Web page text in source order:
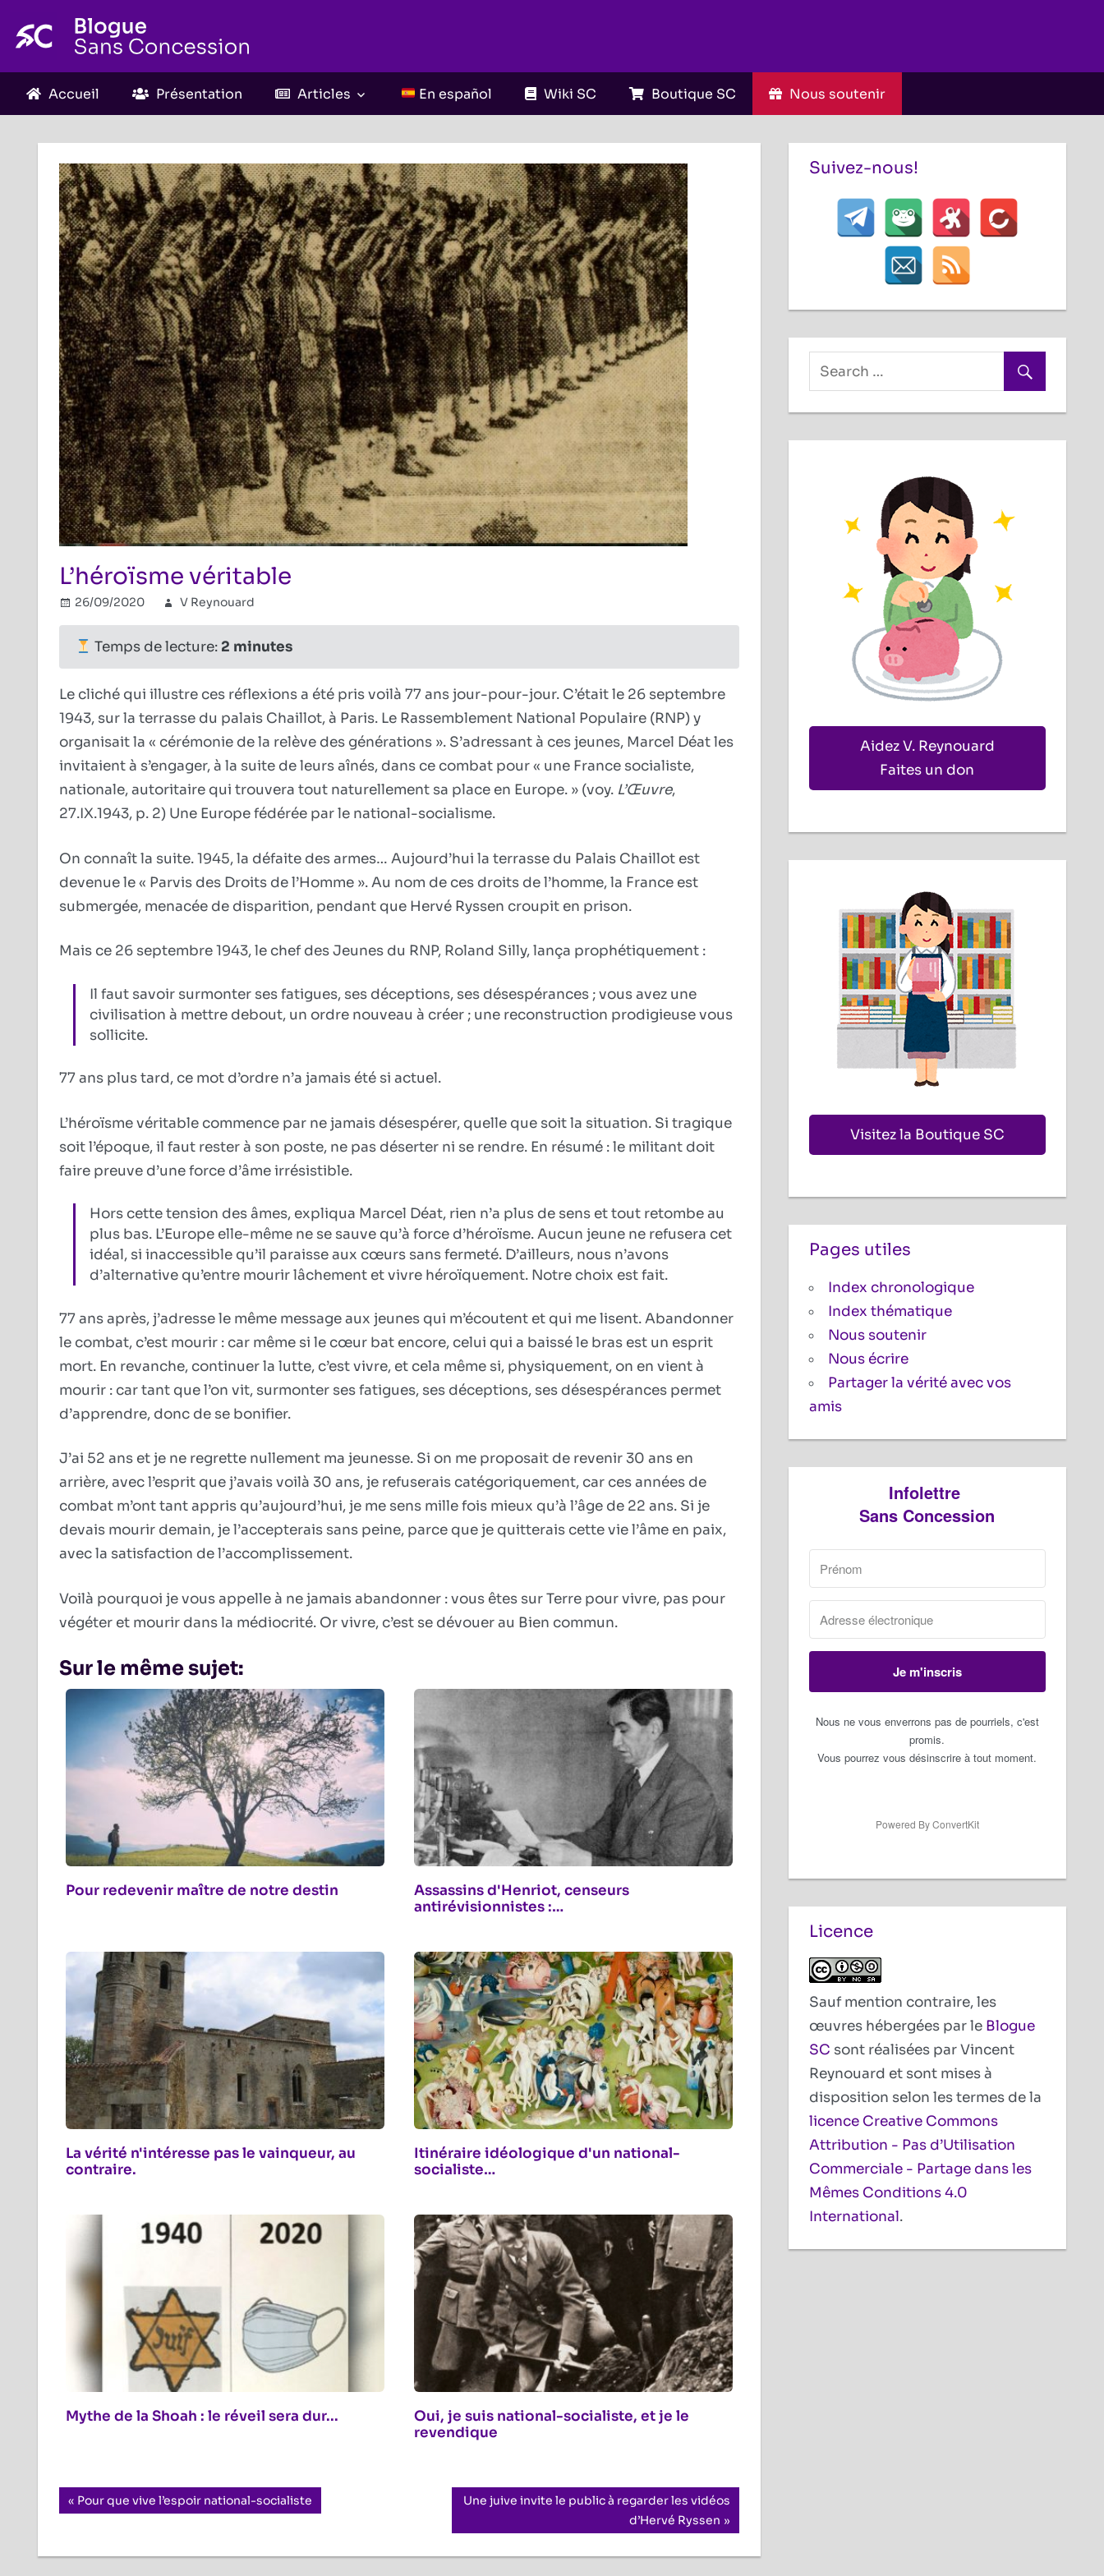
Accueil Présentation Articles En español Wiki SC Boutique SC Nous soutenir
L’héroïsme véritable
26/09/2020 V Reynouard
Temps de lecture: 2 minutes
Le cliché qui illustre ces réflexions a été pris voilà 77 ans jour-pour-jour. C’était le 26 septembre
1943, sur la terrasse du palais Chaillot, à Paris. Le Rassemblement National Populaire (RNP) y
organisait la « cérémonie de la relève des générations ». S’adressant à ces jeunes, Marcel Déat les
invitaient à s’engager, à la suite de leurs aînés, dans ce combat pour « une France socialiste,
nationale, autoritaire qui trouvera tout naturellement sa place en Europe. » (voy. L’Œuvre,
27.IX.1943, p. 2) Une Europe fédérée par le national-socialisme.
On connaît la suite. 1945, la défaite des armes… Aujourd’hui la terrasse du Palais Chaillot est
devenue le « Parvis des Droits de l’Homme ». Au nom de ces droits de l’homme, la France est
submergée, menacée de disparition, pendant que Hervé Ryssen croupit en prison.
Mais ce 26 septembre 1943, le chef des Jeunes du RNP, Roland Silly, lança prophétiquement :
Il faut savoir surmonter ses fatigues, ses déceptions, ses désespérances ; vous avez une
civilisation à mettre debout, un ordre nouveau à créer ; une reconstruction prodigieuse vous
sollicite.
77 ans plus tard, ce mot d’ordre n’a jamais été si actuel.
L’héroïsme véritable commence par ne jamais désespérer, quelle que soit la situation. Si tragique
soit l’époque, il faut rester à son poste, ne pas déserter ni se rendre. En résumé : le militant doit
faire preuve d’une force d’âme irrésistible.
Hors cette tension des âmes, expliqua Marcel Déat, rien n’a plus de sens et tout retombe au
plus bas. L’Europe elle-même ne se sauve qu’à force d’héroïsme. Aucun jeune ne refusera cet
idéal, si inaccessible qu’il paraisse aux cœurs sans fermeté. D’ailleurs, nous n’avons
d’alternative qu’entre mourir lâchement et vivre héroïquement. Notre choix est fait.
77 ans après, j’adresse le même message aux jeunes qui m’écoutent et qui me lisent. Abandonner
le combat, c’est mourir : car même si le cœur bat encore, celui qui a baissé le bras est un esprit
mort. En revanche, continuer la lutte, c’est vivre, et cela même si, physiquement, on en vient à
mourir : car tant que l’on vit, surmonter ses fatigues, ses déceptions, ses désespérances permet
d’apprendre, donc de se bonifier.
J’ai 52 ans et je ne regrette nullement ma jeunesse. Si on me proposait de revenir 30 ans en
arrière, avec l’esprit que j’avais voilà 30 ans, je refuserais catégoriquement, car ces années de
combat m’ont tant appris qu’aujourd’hui, je me sens mille fois mieux qu’à l’âge de 22 ans. Si je
devais mourir demain, je l’accepterais sans peine, parce que je quitterais cette vie l’âme en paix,
avec la satisfaction de l’accomplissement.
Voilà pourquoi je vous appelle à ne jamais abandonner : vous êtes sur Terre pour vivre, pas pour
végéter et mourir dans la médiocrité. Or vivre, c’est se dévouer au Bien commun.
Sur le même sujet:
Pour redevenir maître de notre destin
Assassins d'Henriot, censeurs
antirévisionnistes :…
La vérité n'intéresse pas le vainqueur, au
contraire.
Itinéraire idéologique d'un national-
socialiste…
Mythe de la Shoah : le réveil sera dur...
Oui, je suis national-socialiste, et je le
revendique
Navigation
l’article
Previous
Pour que vive l’espoir national-socialiste
Next
Une juive invite le public à regarder les vidéos
d’Hervé Ryssen
Suivez-nous!
Aidez V. Reynouard
Faites un don
Visitez la Boutique SC
Pages utiles
Index chronologique
Index thématique
Nous soutenir
Nous écrire
Partager la vérité avec vos
amis
Infolettre
Sans Concession
Je m'inscris
Nous ne vous enverrons pas de pourriels, c'est
promis.
Vous pourrez vous désinscrire à tout moment.
Powered By ConvertKit
Licence
Sauf mention contraire, les
œuvres hébergées par le Blogue
SC sont réalisées par Vincent
Reynouard et sont mises à
disposition selon les termes de la
licence Creative Commons
Attribution - Pas d’Utilisation
Commerciale - Partage dans les
Mêmes Conditions 4.0
International.